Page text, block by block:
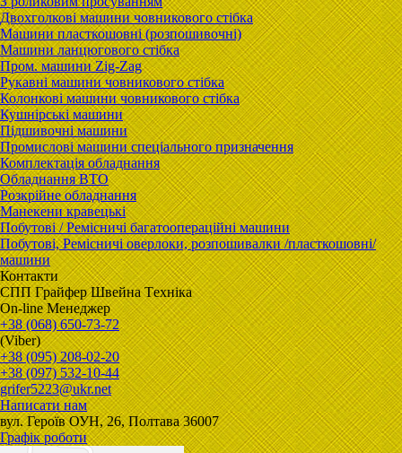
Двохголкові машини човникового стібка
Машини пласткошовні (розпошивочні)
Машини ланцюгового стібка
Пром. машини Zig-Zag
Рукавні машини човникового стібка
Колонкові машини човникового стібка
Кушнірські машини
Підшивочні машини
Промислові машини спеціального призначення
Комплектація обладнання
Обладнання ВТО
Розкрійне обладнання
Манекени кравецькі
Побутові / Ремісничі багатоопераційні машини
Побутові, Ремісничі oверлоки, розпошивалки /пласткошовні/
машини
Контакти
CПП Гpaйфep Швeйна Тexнiка
On-line Менеджер
+38 (068) 650-73-72
(Viber)
+38 (095) 208-02-20
+38 (097) 532-10-44
grifer5223@ukr.net
Написати нам
вул. Героїв ОУН, 26, Полтава 36007
Графік роботи